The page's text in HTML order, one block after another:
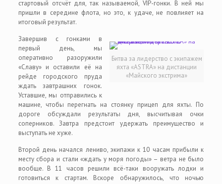
стартовый отсчёт для, так называемой, VIP-гонки. В ней мы
пришли в середине флота, но это, к удаче, не повлияет на
итоговый результат.
Битва за лидерство с экипажем
яхта «ASTRA» на дистанции
«Майского экстрима»
Завершив с гонками в
первый день, мы
оперативно разоружили
«Славу» и оставили её на
рейде городского пруда
ждать завтрашних гонок.
Уставшие, мы отправились к
машине, чтобы перегнать на стоянку прицеп для яхты. По
дороге обсуждали результаты дня, высчитывая очки
соперников. Завтра предстоит удержать преимущество и
выступать не хуже.
Второй день начался лениво, экипажи к 10 часам прибыли к
месту сбора и стали «ждать у моря погоды» – ветра не было
вообще. В 11 часов решили всё-таки вооружать лодки и
готовиться к стартам. Вскоре обнаружилось, что ночью